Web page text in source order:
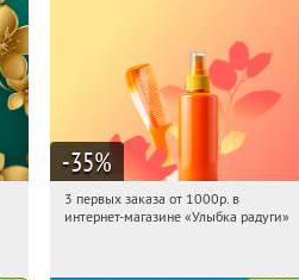
-35%
13:50:59 Получили:
3 первых заказа от 1000р. в
интернет-магазине «Улыбка радуги»